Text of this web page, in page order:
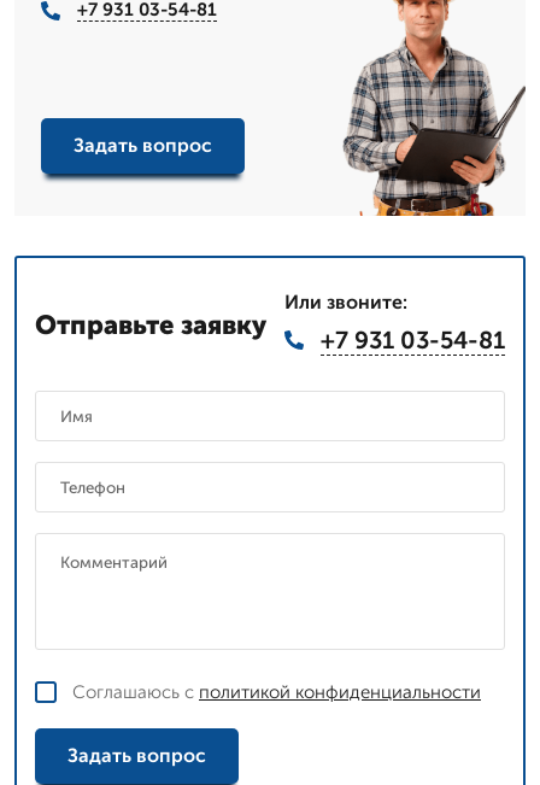
+7 931 03-54-81
Задать вопрос
Отправьте заявку
Или звоните:
+7 931 03-54-81
Соглашаюсь с политикой конфиденциальности
Задать вопрос